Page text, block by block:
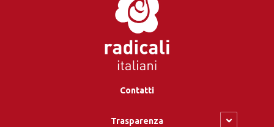
Contatti
Trasparenza